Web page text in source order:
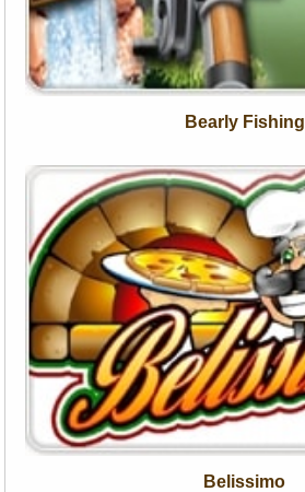
Bearly Fishing
Belissimo